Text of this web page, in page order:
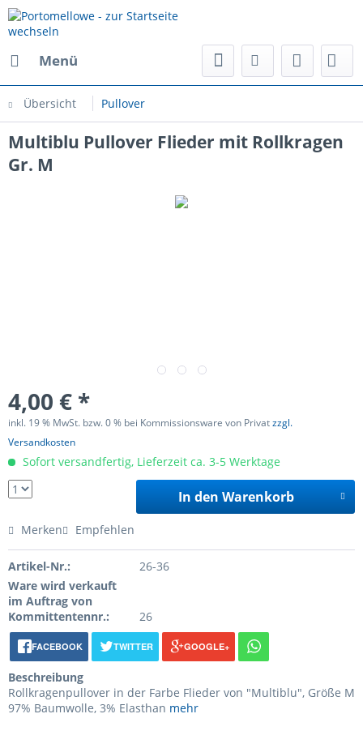
Menü
Übersicht Pullover
Multiblu Pullover Flieder mit Rollkragen
Gr. M
4,00 € *
inkl. 19 % MwSt. bzw. 0 % bei Kommissionsware von Privatzzgl.
Versandkosten
Sofort versandfertig, Lieferzeit ca. 3-5 Werktage
In den Warenkorb
Merken Empfehlen
Artikel-Nr.:
26-36
Ware wird verkauft
im Auftrag von
Kommittentennr.:
26
FACEBOOK TWITTER GOOGLE+
Beschreibung
Rollkragenpullover in der Farbe Flieder von "Multiblu", Größe M
97% Baumwolle, 3% Elasthan mehr